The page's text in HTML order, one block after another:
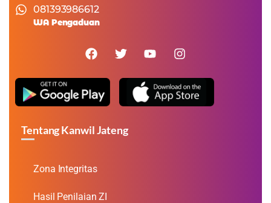
081393986612
WA Pengaduan
Tentang Kanwil Jateng
Zona Integritas
Hasil Penilaian ZI